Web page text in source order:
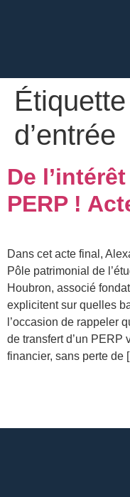
Étiquette
d’entrée
De
PERP !
Dans cet acte final,
Pôle patrimonial de
Houbron, associé
explicitent sur quelles
l’occasion de rappeler
de transfert d’un PERP
financier, sans perte de